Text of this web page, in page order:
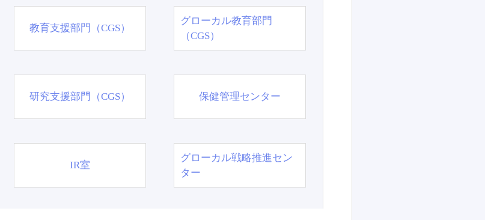
教育支援部門（CGS）
グローカル教育部門
（CGS）
研究支援部門（CGS） 保健管理センター
IR室
グローカル戦略推進セン
ター